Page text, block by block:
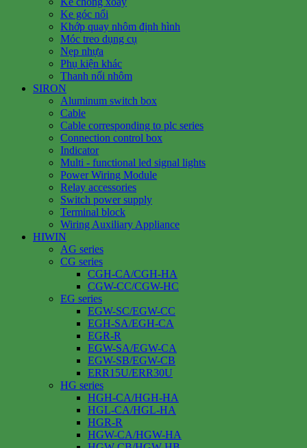
Ke góc nổi
Khớp quay nhôm định hình
Móc treo dụng cụ
Nẹp nhựa
Phụ kiện khác
Thanh nối nhôm
SIRON
Aluminum switch box
Cable
Cable corresponding to plc series
Connection control box
Indicator
Multi - functional led signal lights
Power Wiring Module
Relay accessories
Switch power supply
Terminal block
Wiring Auxiliary Appliance
HIWIN
AG series
CG series
CGH-CA/CGH-HA
CGW-CC/CGW-HC
EG series
EGW-SC/EGW-CC
EGH-SA/EGH-CA
EGR-R
EGW-SA/EGW-CA
EGW-SB/EGW-CB
ERR15U/ERR30U
HG series
HGH-CA/HGH-HA
HGL-CA/HGL-HA
HGR-R
HGW-CA/HGW-HA